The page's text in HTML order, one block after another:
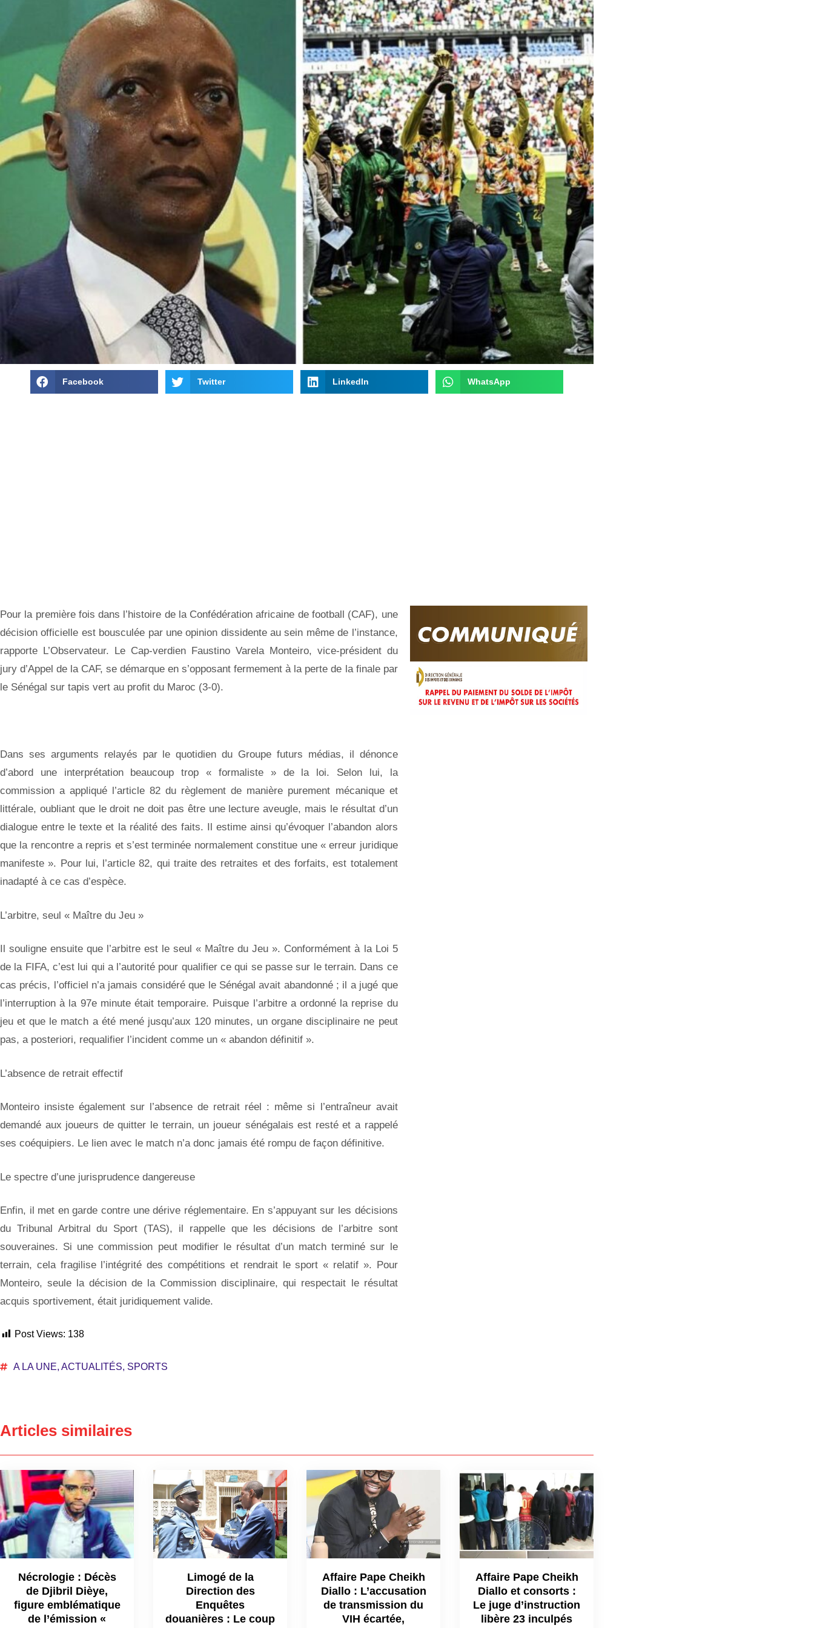
Facebook Twitter LinkedIn WhatsApp
Pour la première fois dans l’histoire de la Confédération africaine de football (CAF), une
décision officielle est bousculée par une opinion dissidente au sein même de l’instance,
rapporte L’Observateur. Le Cap-verdien Faustino Varela Monteiro, vice-président du
jury d’Appel de la CAF, se démarque en s’opposant fermement à la perte de la finale par
le Sénégal sur tapis vert au profit du Maroc (3-0).
Dans ses arguments relayés par le quotidien du Groupe futurs médias, il dénonce
d’abord une interprétation beaucoup trop « formaliste » de la loi. Selon lui, la
commission a appliqué l’article 82 du règlement de manière purement mécanique et
littérale, oubliant que le droit ne doit pas être une lecture aveugle, mais le résultat d’un
dialogue entre le texte et la réalité des faits. Il estime ainsi qu’évoquer l’abandon alors
que la rencontre a repris et s’est terminée normalement constitue une « erreur juridique
manifeste ». Pour lui, l’article 82, qui traite des retraites et des forfaits, est totalement
inadapté à ce cas d’espèce.
L’arbitre, seul « Maître du Jeu »
Il souligne ensuite que l’arbitre est le seul « Maître du Jeu ». Conformément à la Loi 5
de la FIFA, c’est lui qui a l’autorité pour qualifier ce qui se passe sur le terrain. Dans ce
cas précis, l’officiel n’a jamais considéré que le Sénégal avait abandonné ; il a jugé que
l’interruption à la 97e minute était temporaire. Puisque l’arbitre a ordonné la reprise du
jeu et que le match a été mené jusqu’aux 120 minutes, un organe disciplinaire ne peut
pas, a posteriori, requalifier l’incident comme un « abandon définitif ».
L’absence de retrait effectif
Monteiro insiste également sur l’absence de retrait réel : même si l’entraîneur avait
demandé aux joueurs de quitter le terrain, un joueur sénégalais est resté et a rappelé
ses coéquipiers. Le lien avec le match n’a donc jamais été rompu de façon définitive.
Le spectre d’une jurisprudence dangereuse
Enfin, il met en garde contre une dérive réglementaire. En s’appuyant sur les décisions
du Tribunal Arbitral du Sport (TAS), il rappelle que les décisions de l’arbitre sont
souveraines. Si une commission peut modifier le résultat d’un match terminé sur le
terrain, cela fragilise l’intégrité des compétitions et rendrait le sport « relatif ». Pour
Monteiro, seule la décision de la Commission disciplinaire, qui respectait le résultat
acquis sportivement, était juridiquement valide.
Post Views: 138
A LA UNE, ACTUALITÉS, SPORTS
Articles similaires
Nécrologie : Décès
de Djibril Dièye,
figure emblématique
de l’émission «
Limogé de la
Direction des
Enquêtes
douanières : Le coup
Affaire Pape Cheikh
Diallo : L’accusation
de transmission du
VIH écartée,
Affaire Pape Cheikh
Diallo et consorts :
Le juge d’instruction
libère 23 inculpés